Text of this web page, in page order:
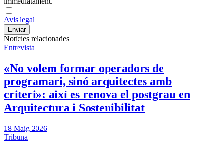
Avís legal
Notícies relacionades
Entrevista
«No volem formar operadors de
programari, sinó arquitectes amb
criteri»: així es renova el postgrau en
Arquitectura i Sostenibilitat
18 Maig 2026
Tribuna